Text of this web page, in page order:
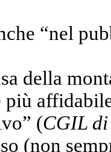
“nel
della
più
(CGIL
(non